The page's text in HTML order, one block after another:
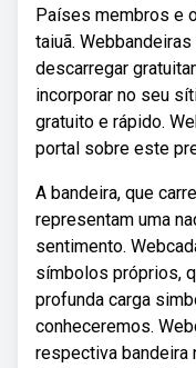
Países membros e
taiuã.
descarregar
incorporar no seu
gratuito e rápido.
portal sobre este
A bandeira, que
representam uma
sentimento.
símbolos próprios,
profunda carga
conheceremos.
respectiva bandeira